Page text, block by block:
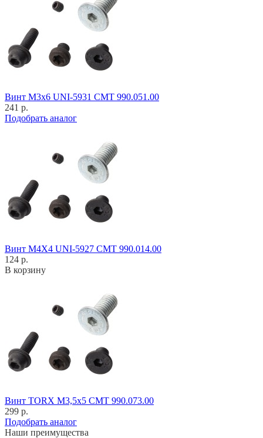
Винт M3x6 UNI-5931 CMT 990.051.00
241 р.
Подобрать аналог
Винт M4X4 UNI-5927 CMT 990.014.00
124 р.
В корзину
Винт TORX M3,5x5 CMT 990.073.00
299 р.
Подобрать аналог
Наши преимущества